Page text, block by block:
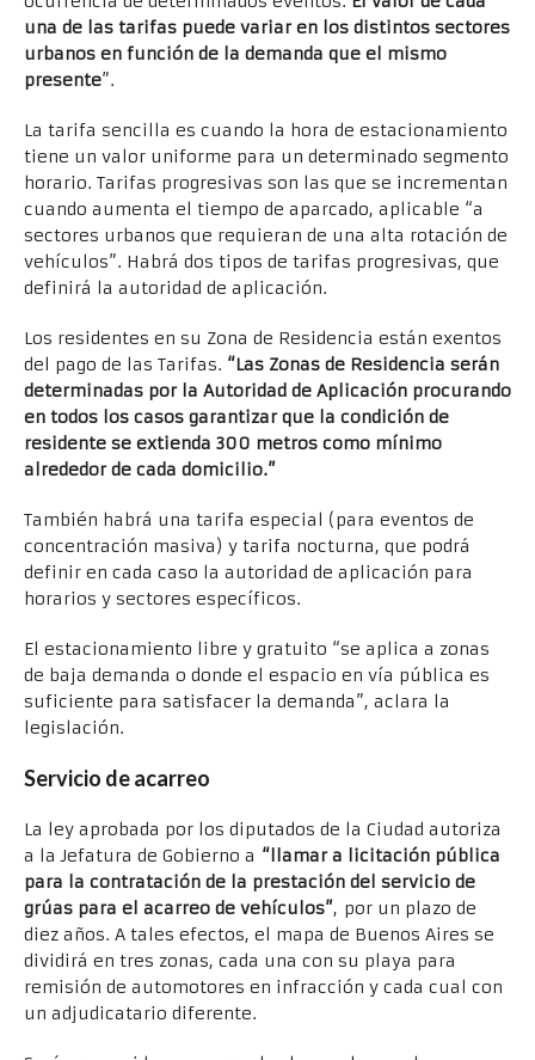
una de las tarifas puede variar en los distintos sectores
urbanos en función de la demanda que el mismo
presente”.
La tarifa sencilla es cuando la hora de estacionamiento
tiene un valor uniforme para un determinado segmento
horario. Tarifas progresivas son las que se incrementan
cuando aumenta el tiempo de aparcado, aplicable “a
sectores urbanos que requieran de una alta rotación de
vehículos”. Habrá dos tipos de tarifas progresivas, que
definirá la autoridad de aplicación.
Los residentes en su Zona de Residencia están exentos
del pago de las Tarifas. “Las Zonas de Residencia serán
determinadas por la Autoridad de Aplicación procurando
en todos los casos garantizar que la condición de
residente se extienda 300 metros como mínimo
alrededor de cada domicilio.”
También habrá una tarifa especial (para eventos de
concentración masiva) y tarifa nocturna, que podrá
definir en cada caso la autoridad de aplicación para
horarios y sectores específicos.
El estacionamiento libre y gratuito “se aplica a zonas
de baja demanda o donde el espacio en vía pública es
suficiente para satisfacer la demanda”, aclara la
legislación.
Servicio de acarreo
La ley aprobada por los diputados de la Ciudad autoriza
a la Jefatura de Gobierno a “llamar a licitación pública
para la contratación de la prestación del servicio de
grúas para el acarreo de vehículos”, por un plazo de
diez años. A tales efectos, el mapa de Buenos Aires se
dividirá en tres zonas, cada una con su playa para
remisión de automotores en infracción y cada cual con
un adjudicatario diferente.